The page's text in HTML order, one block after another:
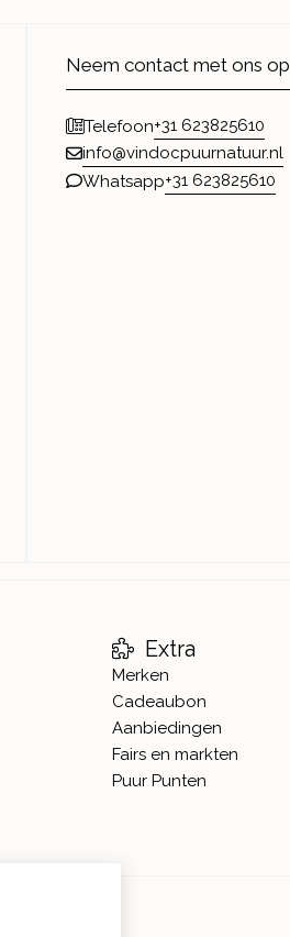
Neem contact met ons op
Telefoon+31 623825610
info@vindocpuurnatuur.nl
Whatsapp+31 623825610
Extra
Merken
Cadeaubon
Aanbiedingen
Fairs en markten
Puur Punten